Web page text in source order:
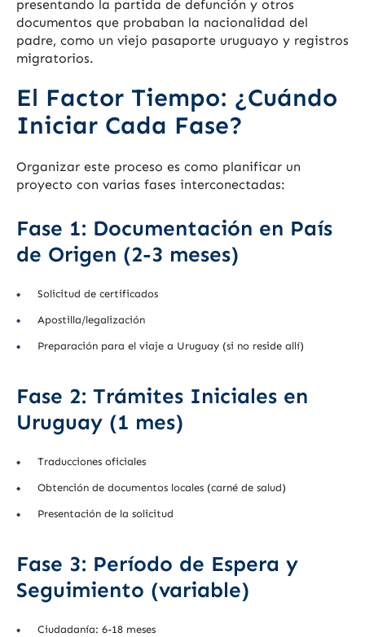
presentando la partida de defunción y otros
documentos que probaban la nacionalidad del
padre, como un viejo pasaporte uruguayo y registros
migratorios.
El Factor Tiempo: ¿Cuándo
Iniciar Cada Fase?
Organizar este proceso es como planificar un
proyecto con varias fases interconectadas:
Fase 1: Documentación en País
de Origen (2-3 meses)
Solicitud de certificados
Apostilla/legalización
Preparación para el viaje a Uruguay (si no reside allí)
Fase 2: Trámites Iniciales en
Uruguay (1 mes)
Traducciones oficiales
Obtención de documentos locales (carné de salud)
Presentación de la solicitud
Fase 3: Período de Espera y
Seguimiento (variable)
Ciudadanía: 6-18 meses